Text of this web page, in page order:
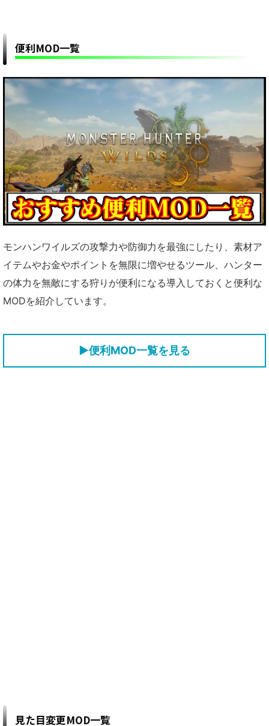
便利MOD一覧
モンハンワイルズの攻撃力や防御力を最強にしたり、素材ア
イテムやお金やポイントを無限に増やせるツール、ハンター
の体力を無敵にする狩りが便利になる導入しておくと便利な
MODを紹介しています。
▶便利MOD一覧を見る
見た目変更MOD一覧